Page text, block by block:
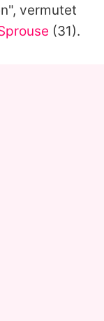
vermutet
(31).